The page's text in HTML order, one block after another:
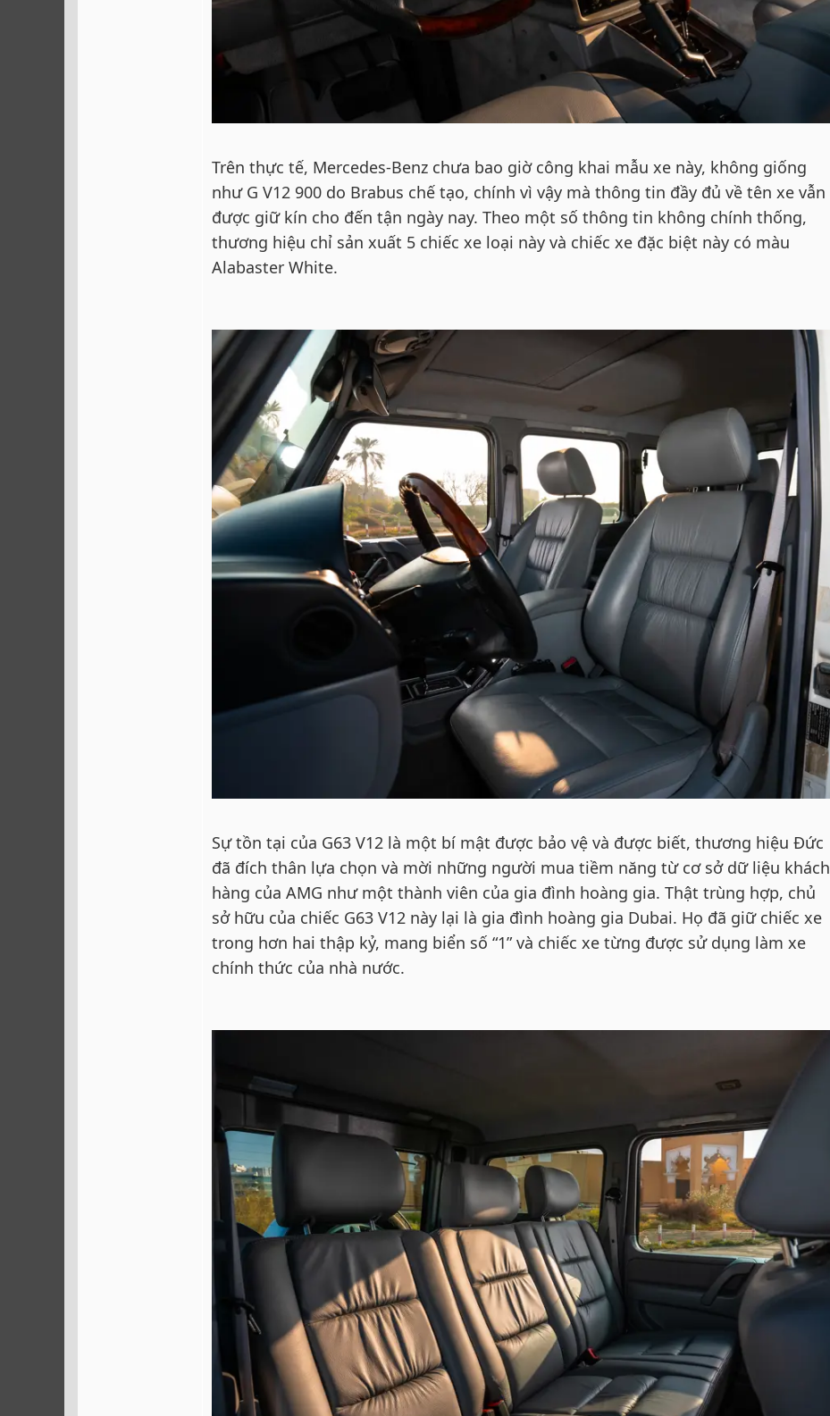
Trên thực tế, Mercedes-Benz chưa bao giờ công khai mẫu xe này, không giống
như G V12 900 do Brabus chế tạo, chính vì vậy mà thông tin đầy đủ về tên xe vẫn
được giữ kín cho đến tận ngày nay. Theo một số thông tin không chính thống,
thương hiệu chỉ sản xuất 5 chiếc xe loại này và chiếc xe đặc biệt này có màu
Alabaster White.
Sự tồn tại của G63 V12 là một bí mật được bảo vệ và được biết, thương hiệu Đức
đã đích thân lựa chọn và mời những người mua tiềm năng từ cơ sở dữ liệu khách
hàng của AMG như một thành viên của gia đình hoàng gia. Thật trùng hợp, chủ
sở hữu của chiếc G63 V12 này lại là gia đình hoàng gia Dubai. Họ đã giữ chiếc xe
trong hơn hai thập kỷ, mang biển số “1” và chiếc xe từng được sử dụng làm xe
chính thức của nhà nước.